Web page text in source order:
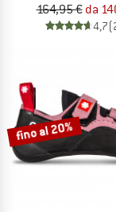
164,95 € da
4,7
fino al 20%